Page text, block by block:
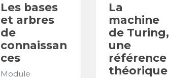
Les bases
et arbres
de
connaissan
ces
Module
La
machine
de Turing,
une
référence
théorique